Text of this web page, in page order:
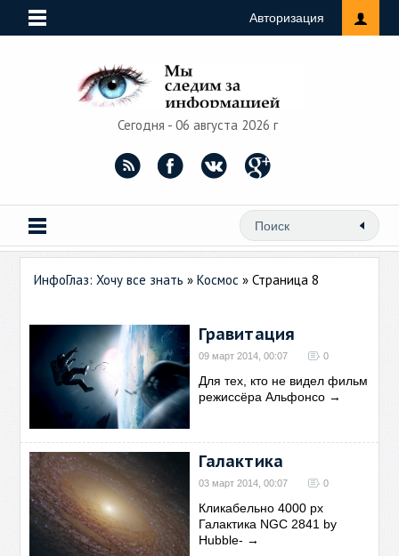
Авторизация
Сегодня - 06 августа 2026 г
ИнфоГлаз: Хочу все знать »Космос » Страница 8
Гравитация
09 март 2014, 00:07 0
Для тех, кто не видел фильм
режиссёра Альфонсо →
Галактика
03 март 2014, 00:07 0
Кликабельно 4000 рх
Галактика NGC 2841 by
Hubble- →